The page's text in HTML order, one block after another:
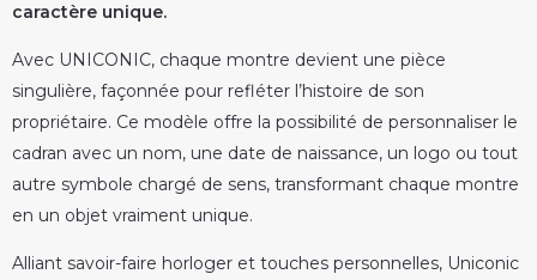
caractère unique.
Avec UNICONIC, chaque montre devient une pièce
singulière, façonnée pour refléter l’histoire de son
propriétaire. Ce modèle offre la possibilité de personnaliser le
cadran avec un nom, une date de naissance, un logo ou tout
autre symbole chargé de sens, transformant chaque montre
en un objet vraiment unique.
Alliant savoir-faire horloger et touches personnelles, Uniconic